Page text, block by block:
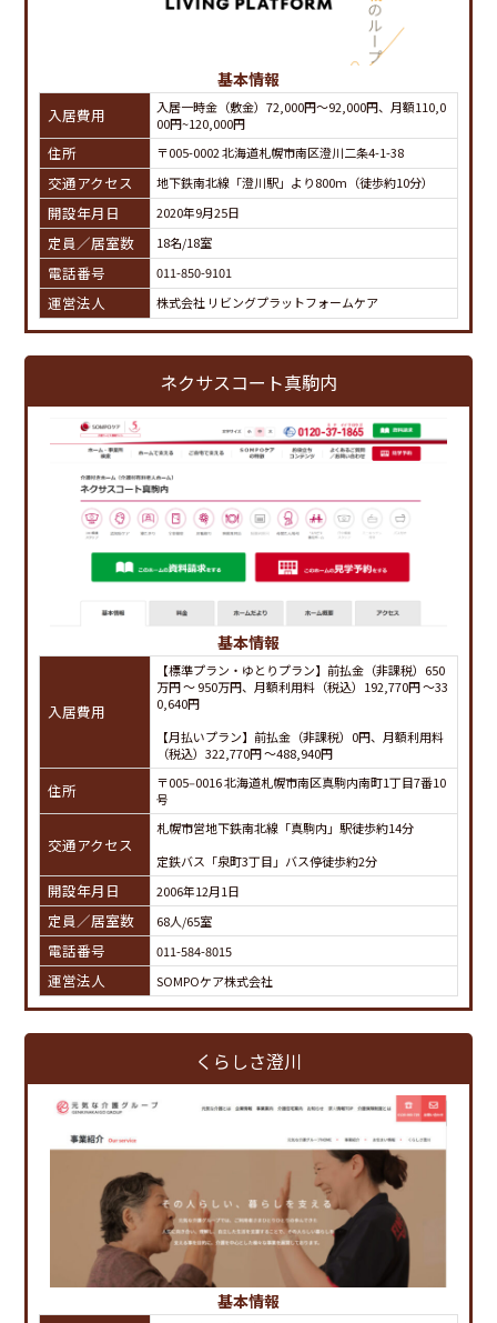
基本情報
入居費用
入居一時金（敷金）72,000円～92,000円、月額110,0
00円~120,000円
住所 〒005-0002 北海道札幌市南区澄川二条4-1-38
交通アクセス 地下鉄南北線「澄川駅」より800m（徒歩約10分）
開設年月日 2020年9月25日
定員／居室数 18名/18室
電話番号 011-850-9101
運営法人 株式会社 リビングプラットフォームケア
ネクサスコート真駒内
基本情報
入居費用
【標準プラン・ゆとりプラン】前払金（非課税）650
万円 ～ 950万円、月額利用料（税込）192,770円 ～33
0,640円
【月払いプラン】前払金（非課税）0円、月額利用料
（税込）322,770円 ～488,940円
住所
〒005‒0016 北海道札幌市南区真駒内南町1丁目7番10
号
交通アクセス
札幌市営地下鉄南北線「真駒内」駅徒歩約14分
定鉄バス「泉町3丁目」バス停徒歩約2分
開設年月日 2006年12月1日
定員／居室数 68人/65室
電話番号 011-584-8015
運営法人 SOMPOケア株式会社
くらしさ澄川
基本情報